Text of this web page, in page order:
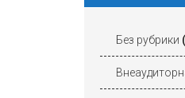
Без рубрики